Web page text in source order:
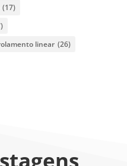
(17)
linear (26)